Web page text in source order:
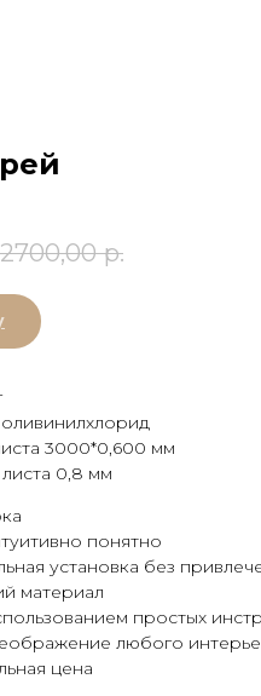
2700,00 р.
3000*0,600 мм
0,8 мм
понятно
установка без
материал
простых
любого
цена